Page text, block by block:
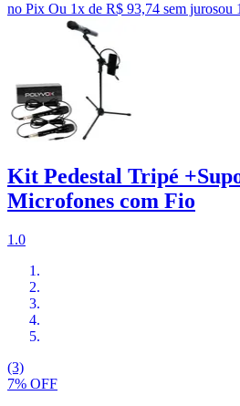
no Pix Ou 1x de R$ 93,74 sem jurosou 1
Kit Pedestal Tripé
Microfones com Fio
1.0
(3)
7% OFF